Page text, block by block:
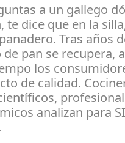
a un gallego
te dice que en la
Tras años
pan se recupera,
los
de calidad.
analizan para